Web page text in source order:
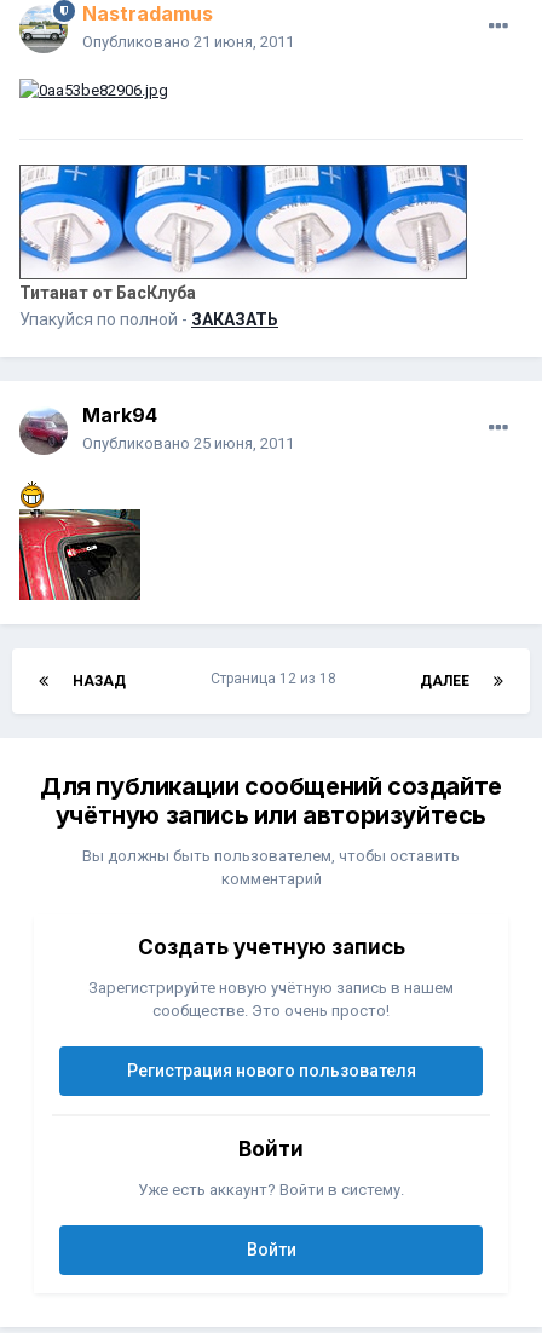
Nastradamus
Опубликовано 21 июня, 2011
Титанат от БасКлуба
Упакуйся по полной - ЗАКАЗАТЬ
Mark94
Опубликовано 25 июня, 2011
НАЗАД ДАЛЕЕ
Страница 12 из 18
Для публикации сообщений создайте
учётную запись или авторизуйтесь
Вы должны быть пользователем, чтобы оставить
комментарий
Создать учетную запись
Зарегистрируйте новую учётную запись в нашем
сообществе. Это очень просто!
Регистрация нового пользователя
Войти
Уже есть аккаунт? Войти в систему.
Войти